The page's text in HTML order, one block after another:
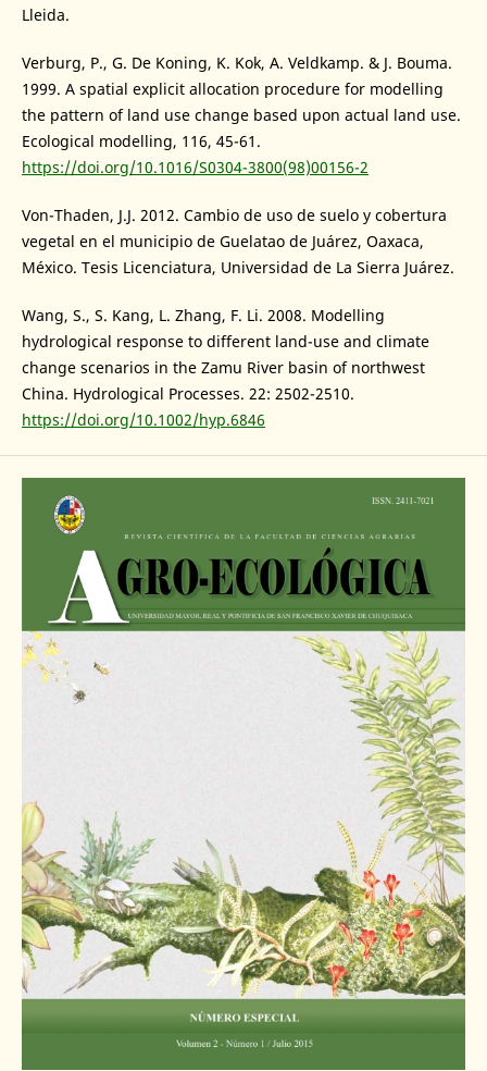
Lleida.
Verburg, P., G. De Koning, K. Kok, A. Veldkamp. & J. Bouma.
1999. A spatial explicit allocation procedure for modelling
the pattern of land use change based upon actual land use.
Ecological modelling, 116, 45-61.
https://doi.org/10.1016/S0304-3800(98)00156-2
Von-Thaden, J.J. 2012. Cambio de uso de suelo y cobertura
vegetal en el municipio de Guelatao de Juárez, Oaxaca,
México. Tesis Licenciatura, Universidad de La Sierra Juárez.
Wang, S., S. Kang, L. Zhang, F. Li. 2008. Modelling
hydrological response to different land-use and climate
change scenarios in the Zamu River basin of northwest
China. Hydrological Processes. 22: 2502-2510.
https://doi.org/10.1002/hyp.6846